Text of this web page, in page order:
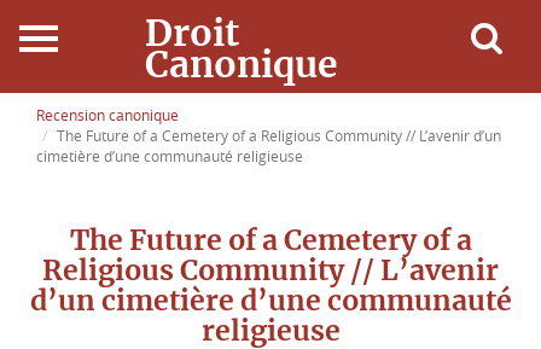
Droit
Canonique
Accueil
Ressources
Actualités
Recension canonique
The Future of a Cemetery of a Religious Community // L’avenir d’un
cimetière d’une communauté religieuse
The Future of a Cemetery of a
Religious Community // L’avenir
d’un cimetière d’une communauté
religieuse